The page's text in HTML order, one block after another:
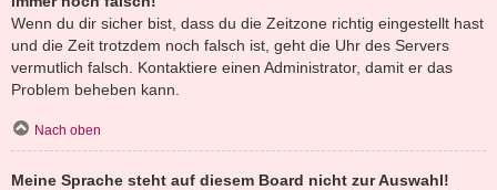
Wenn du dir sicher bist, dass du die Zeitzone richtig eingestellt hast
und die Zeit trotzdem noch falsch ist, geht die Uhr des Servers
vermutlich falsch. Kontaktiere einen Administrator, damit er das
Problem beheben kann.
Nach oben
Meine Sprache steht auf diesem Board nicht zur Auswahl!